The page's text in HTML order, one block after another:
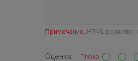
Примечание: HTML разметка
Оценка: Плохо